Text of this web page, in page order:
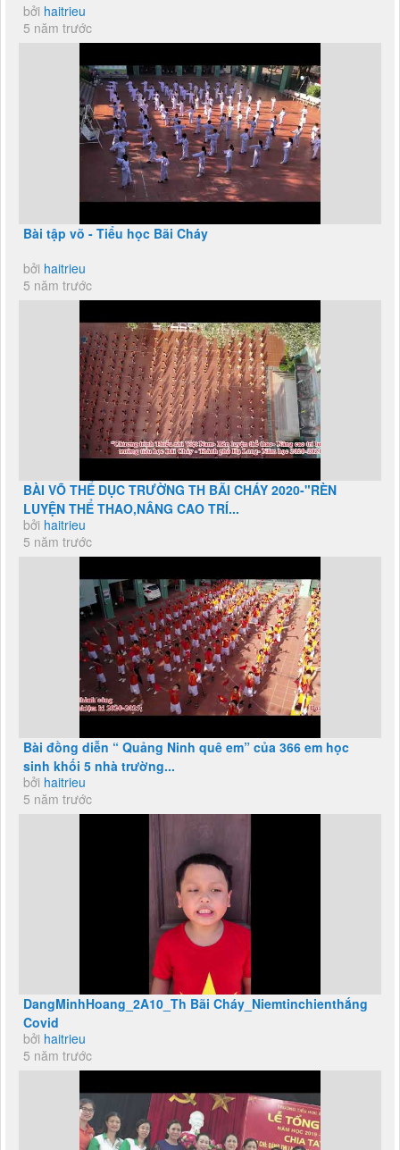
bởi haitrieu
5 năm trước
Bài tập võ - Tiểu học Bãi Cháy
bởi haitrieu
5 năm trước
BÀI VÕ THỂ DỤC TRƯỜNG TH BÃI CHÁY 2020-"RÈN
LUYỆN THỂ THAO,NÂNG CAO TRÍ...
bởi haitrieu
5 năm trước
Bài đồng diễn “ Quảng Ninh quê em” của 366 em học
sinh khối 5 nhà trường...
bởi haitrieu
5 năm trước
DangMinhHoang_2A10_Th Bãi Cháy_Niemtinchienthắng
Covid
bởi haitrieu
5 năm trước